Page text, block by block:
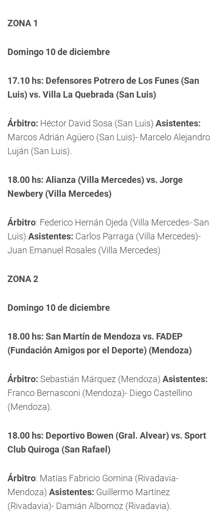
ZONA 1
Domingo 10 de diciembre
17.10 hs: Defensores Potrero de Los Funes (San
Luis) vs. Villa La Quebrada (San Luis)
Árbitro: Héctor David Sosa (San Luis) Asistentes:
Marcos Adrián Agüero (San Luis)- Marcelo Alejandro
Luján (San Luis).
18.00 hs: Alianza (Villa Mercedes) vs. Jorge
Newbery (Villa Mercedes)
Árbitro: Federico Hernán Ojeda (Villa Mercedes- San
Luis) Asistentes: Carlos Parraga (Villa Mercedes)-
Juan Emanuel Rosales (Villa Mercedes)
ZONA 2
Domingo 10 de diciembre
18.00 hs: San Martín de Mendoza vs. FADEP
(Fundación Amigos por el Deporte) (Mendoza)
Árbitro: Sebastián Márquez (Mendoza) Asistentes:
Franco Bernasconi (Mendoza)- Diego Castellino
(Mendoza).
18.00 hs: Deportivo Bowen (Gral. Alvear) vs. Sport
Club Quiroga (San Rafael)
Árbitro: Matías Fabricio Gomina (Rivadavia-
Mendoza) Asistentes: Guillermo Martínez
(Rivadavia)- Damián Albornoz (Rivadavia).